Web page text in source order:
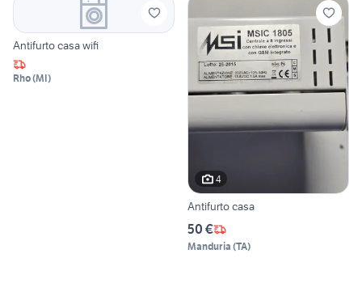
Antifurto casa wifi
Rho(MI)
4
Antifurto casa
50 €
Manduria (TA)